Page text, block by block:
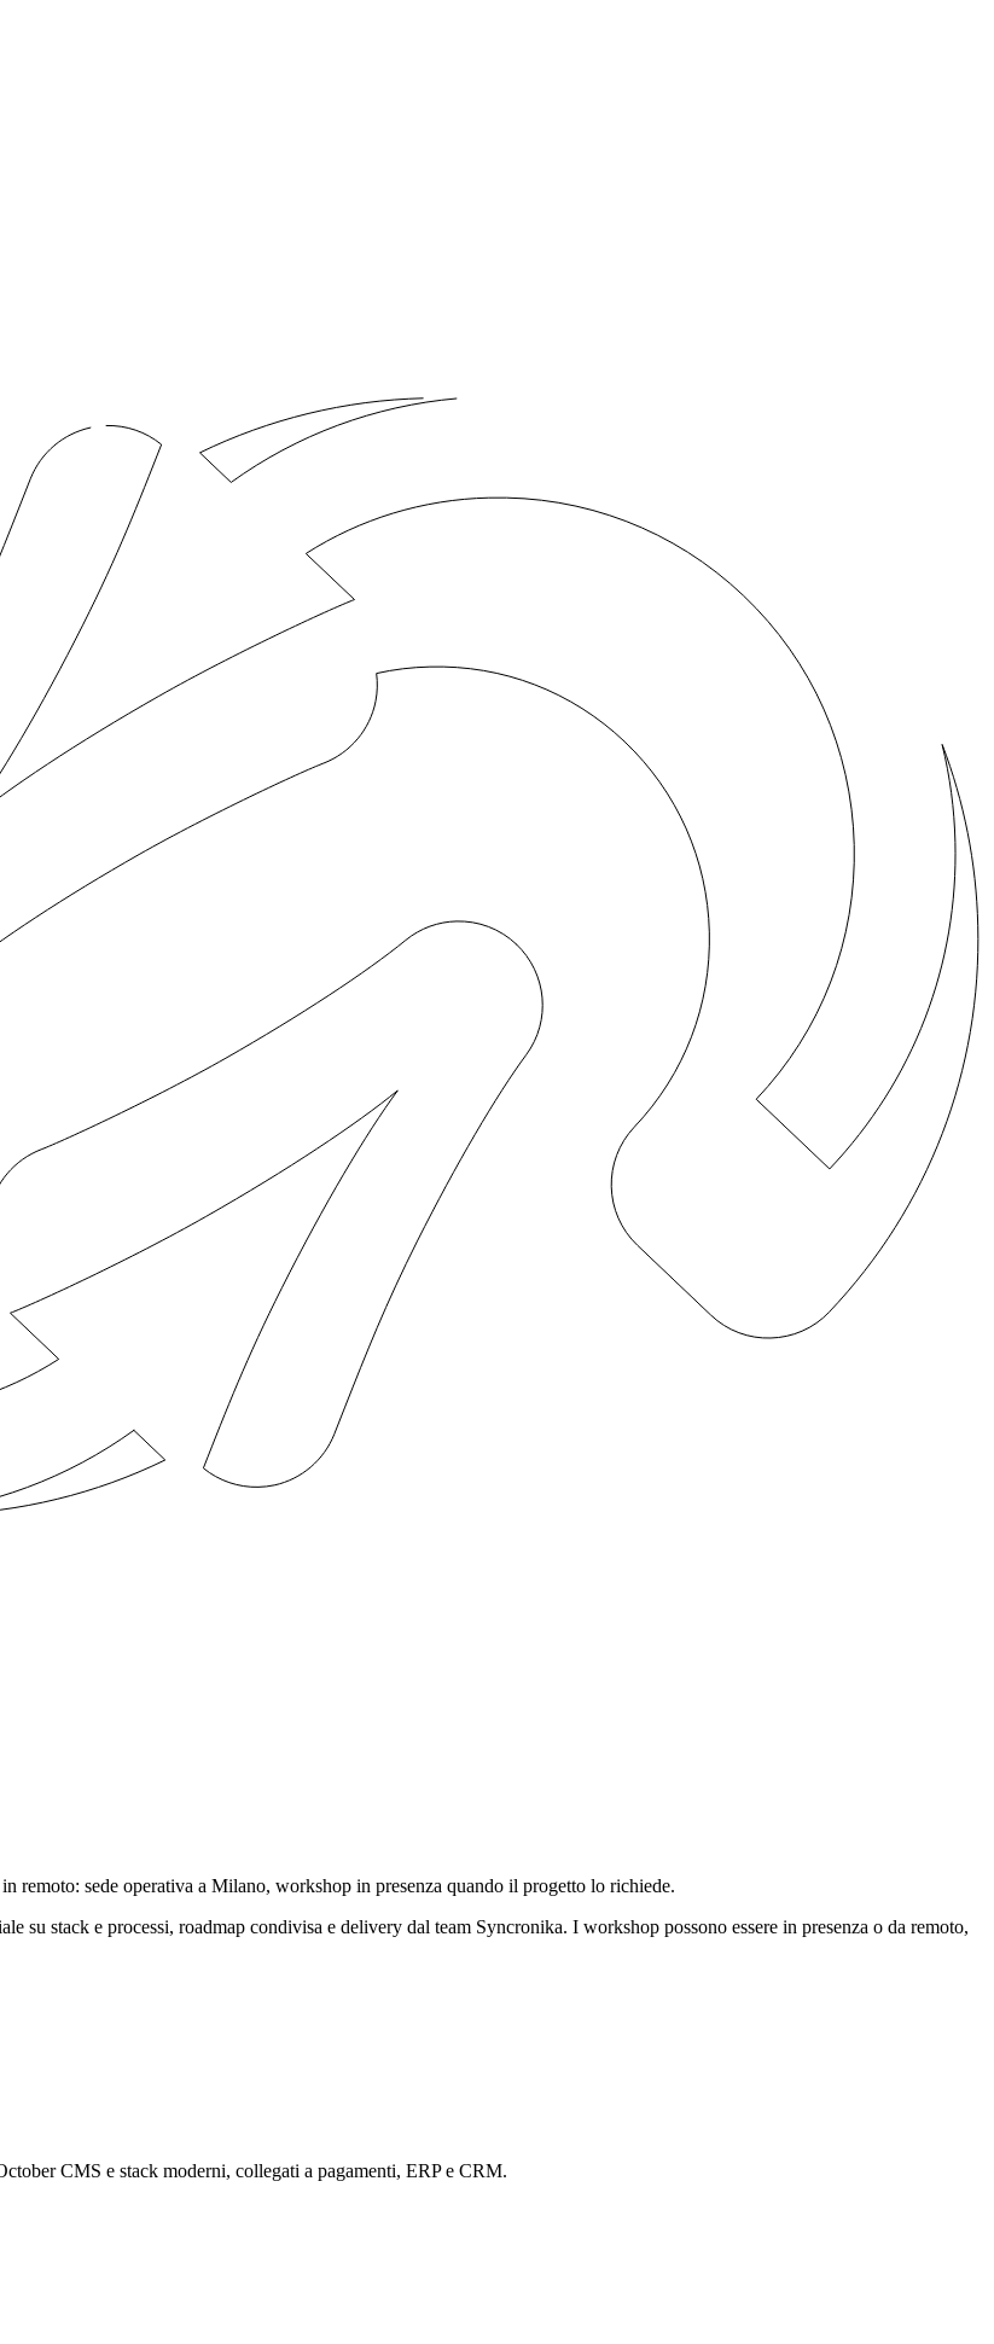
remoto: sede operativa a Milano, workshop in presenza quando il progetto lo richiede.
su stack e processi, roadmap condivisa e delivery dal team Syncronika. I workshop possono essere in presenza o da remoto,
CMS e stack moderni, collegati a pagamenti, ERP e CRM.